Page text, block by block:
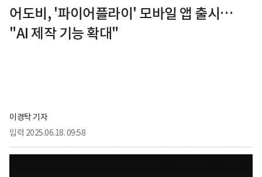
어도비, '파이어플라이' 모바일 앱 출시…
"AI 제작 기능 확대"
이경탁 기자
입력 2025.06.18. 09:58